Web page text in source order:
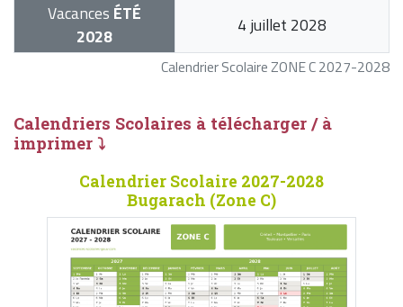
Calendrier Scolaire ZONE C 2027-2028
Vacances ÉTÉ
2028
4 juillet 2028
Calendriers Scolaires à télécharger / à
imprimer ⤵
Calendrier Scolaire 2027-2028
Bugarach (Zone C)